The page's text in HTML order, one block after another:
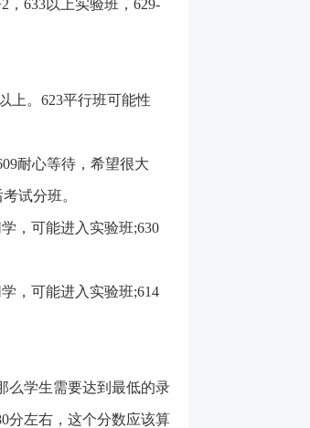
，633以上实验班，629-
上。623平行班可能性
耐心等待，希望很大
试分班。
，可能进入实验班;630
，可能进入实验班;614
么学生需要达到最低的录
分左右，这个分数应该算